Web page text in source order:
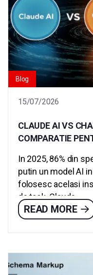
Blog
15/07/2026
CLAUDE AI VS
COMPARATIE
In 2025, 86% din
putin un model AI
folosesc acelasi
de task. Claude...
READ MORE